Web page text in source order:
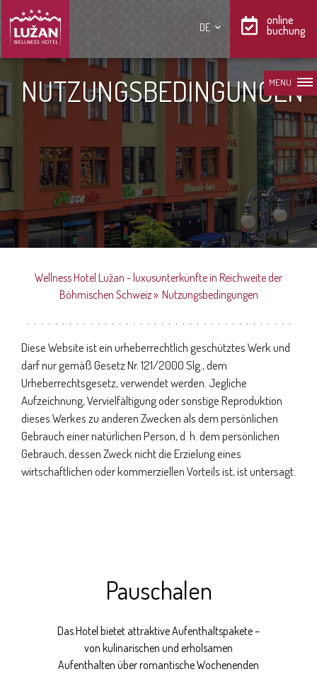
DE
online
buchung
MENU
NUTZUNGSBEDINGUNGEN
Wellness Hotel Lužan - luxusunterkünfte in Reichweite der
Böhmischen Schweiz» Nutzungsbedingungen
Diese Website ist ein urheberrechtlich geschütztes Werk und
darf nur gemäß Gesetz Nr. 121/2000 Slg., dem
Urheberrechtsgesetz, verwendet werden. Jegliche
Aufzeichnung, Vervielfältigung oder sonstige Reproduktion
dieses Werkes zu anderen Zwecken als dem persönlichen
Gebrauch einer natürlichen Person, d. h. dem persönlichen
Gebrauch, dessen Zweck nicht die Erzielung eines
wirtschaftlichen oder kommerziellen Vorteils ist, ist untersagt.
Pauschalen
Das Hotel bietet attraktive Aufenthaltspakete –
von kulinarischen und erholsamen
Aufenthalten über romantische Wochenenden